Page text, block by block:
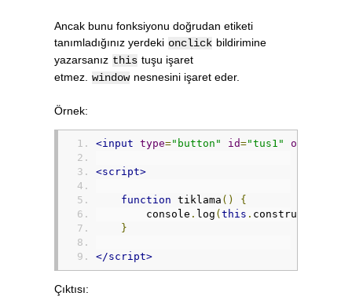
Ancak bunu fonksiyonu doğrudan etiketi
tanımladığınız yerdeki onclick bildirimine
yazarsanız this tuşu işaret
etmez. window nesnesini işaret eder.
Örnek:
<input type="button" id="tus1" onclick
<script>
function tiklama ()
{
        console
. log (this . constructor
}
</script>
Çıktısı: